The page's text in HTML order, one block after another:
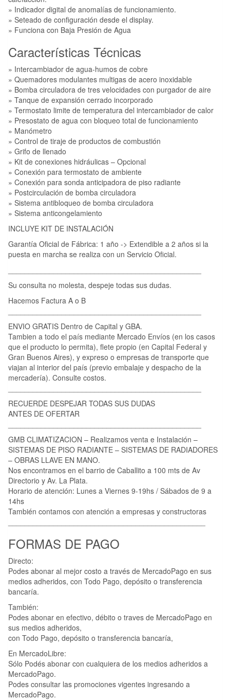
» Indicador digital de anomalías de funcionamiento.
» Seteado de configuración desde el display.
» Funciona con Baja Presión de Agua
Características Técnicas
» Intercambiador de agua-humos de cobre
» Quemadores modulantes multigas de acero inoxidable
» Bomba circuladora de tres velocidades con purgador de aire
» Tanque de expansión cerrado incorporado
» Termostato limite de temperatura del intercambiador de calor
» Presostato de agua con bloqueo total de funcionamiento
» Manómetro
» Control de tiraje de productos de combustión
» Grifo de llenado
» Kit de conexiones hidráulicas – Opcional
» Conexión para termostato de ambiente
» Conexión para sonda anticipadora de piso radiante
» Postcirculación de bomba circuladora
» Sistema antibloqueo de bomba circuladora
» Sistema anticongelamiento
INCLUYE KIT DE INSTALACIÓN
Garantía Oficial de Fábrica: 1 año -> Extendible a 2 años si la
puesta en marcha se realiza con un Servicio Oficial.
Su consulta no molesta, despeje todas sus dudas.
Hacemos Factura A o B
ENVIO GRATIS Dentro de Capital y GBA.
Tambien a todo el país mediante Mercado Envíos (en los casos
que el producto lo permita), flete propio (en Capital Federal y
Gran Buenos Aires), y expreso o empresas de transporte que
viajan al interior del país (previo embalaje y despacho de la
mercadería). Consulte costos.
RECUERDE DESPEJAR TODAS SUS DUDAS
ANTES DE OFERTAR
GMB CLIMATIZACION – Realizamos venta e Instalación –
SISTEMAS DE PISO RADIANTE – SISTEMAS DE RADIADORES
– OBRAS LLAVE EN MANO.
Nos encontramos en el barrio de Caballito a 100 mts de Av
Directorio y Av. La Plata.
Horario de atención: Lunes a Viernes 9-19hs / Sábados de 9 a
14hs
También contamos con atención a empresas y constructoras
FORMAS DE PAGO
Directo:
Podes abonar al mejor costo a través de MercadoPago en sus
medios adheridos, con Todo Pago, depósito o transferencia
bancaría.
También:
Podes abonar en efectivo, débito o traves de MercadoPago en
sus medios adheridos,
con Todo Pago, depósito o transferencia bancaría,
En MercadoLibre:
Sólo Podés abonar con cualquiera de los medios adheridos a
MercadoPago.
Podes consultar las promociones vigentes ingresando a
MercadoPago.